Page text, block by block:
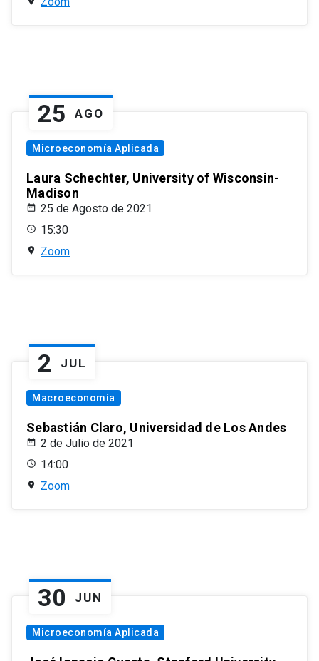
25 AGO
Microeconomía Aplicada
Laura Schechter, University of Wisconsin-
Madison
25 de Agosto de 2021
15:30
Zoom
2 JUL
Macroeconomía
Sebastián Claro, Universidad de Los Andes
2 de Julio de 2021
14:00
Zoom
30 JUN
Microeconomía Aplicada